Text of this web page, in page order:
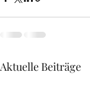
Aktuelle Beiträge